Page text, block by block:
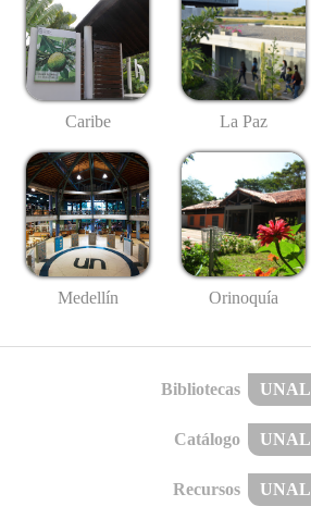
Caribe La Paz
Medellín Orinoquía
Bibliotecas UNAL
Catálogo UNAL
Recursos UNAL